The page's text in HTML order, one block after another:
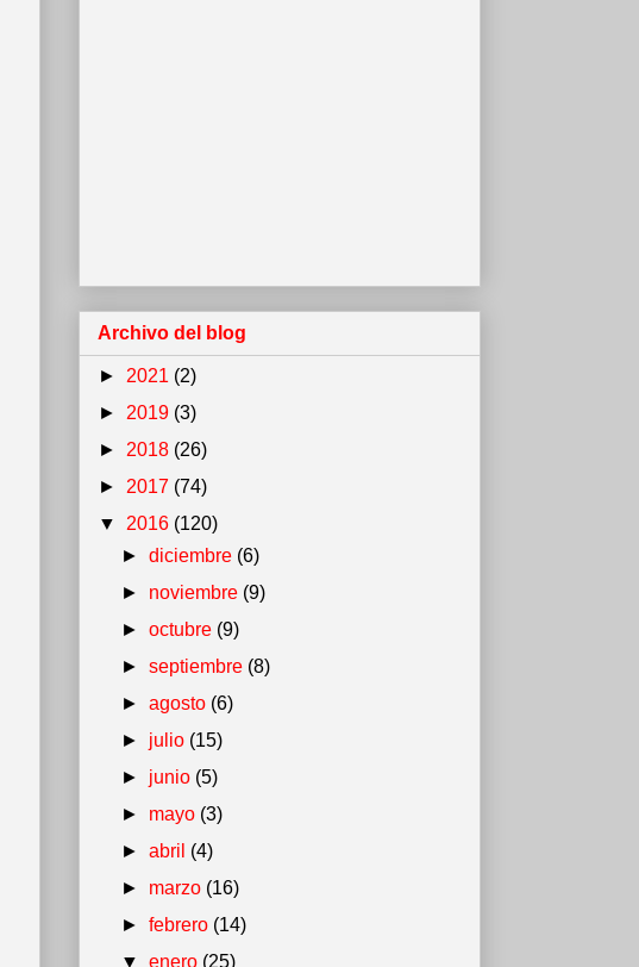
Archivo del blog
► 2021 (2)
► 2019 (3)
► 2018 (26)
► 2017 (74)
▼ 2016 (120)
►diciembre (6)
► noviembre (9)
►octubre (9)
►septiembre (8)
►agosto (6)
► julio (15)
► junio (5)
► mayo (3)
►abril (4)
► marzo (16)
►febrero (14)
▼enero (25)